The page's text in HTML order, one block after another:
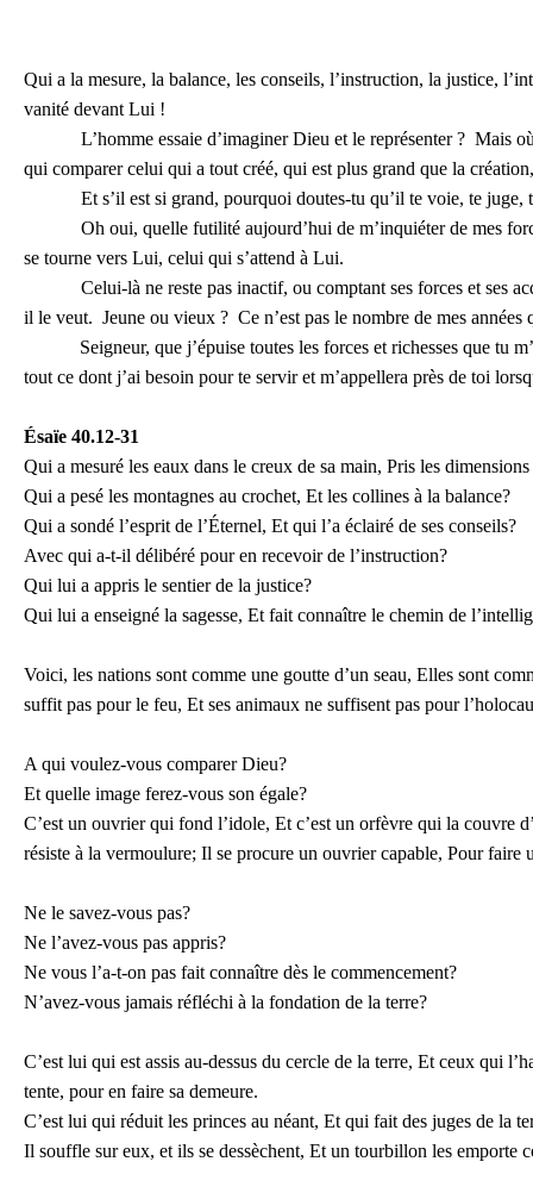
Qui a la mesure, la balance, les conseils, l’instruction, la justice,
vanité devant Lui !
L’homme essaie d’imaginer Dieu et le représenter ? Mais où
qui comparer celui qui a tout créé, qui est plus grand que la
Et s’il est si grand, pourquoi doutes-tu qu’il te voie, te juge,
Oh oui, quelle futilité aujourd’hui de m’inquiéter de mes
se tourne vers Lui, celui qui s’attend à Lui.
Celui-là ne reste pas inactif, ou comptant ses forces et ses
il le veut. Jeune ou vieux ? Ce n’est pas le nombre de mes
Seigneur, que j’épuise toutes les forces et richesses que tu
tout ce dont j’ai besoin pour te servir et m’appellera près de toi
Ésaïe 40.12-31
Qui a mesuré les eaux dans le creux de sa main, Pris les
Qui a pesé les montagnes au crochet, Et les collines à la balance?
Qui a sondé l’esprit de l’Éternel, Et qui l’a éclairé de ses conseils?
Avec qui a-t-il délibéré pour en recevoir de l’instruction?
Qui lui a appris le sentier de la justice?
Qui lui a enseigné la sagesse, Et fait connaître le chemin de
Voici, les nations sont comme une goutte d’un seau, Elles sont
suffit pas pour le feu, Et ses animaux ne suffisent pas pour
A qui voulez-vous comparer Dieu?
Et quelle image ferez-vous son égale?
C’est un ouvrier qui fond l’idole, Et c’est un orfèvre qui la couvre
résiste à la vermoulure; Il se procure un ouvrier capable, Pour faire
Ne le savez-vous pas?
Ne l’avez-vous pas appris?
Ne vous l’a-t-on pas fait connaître dès le commencement?
N’avez-vous jamais réfléchi à la fondation de la terre?
C’est lui qui est assis au-dessus du cercle de la terre, Et ceux qui
tente, pour en faire sa demeure.
C’est lui qui réduit les princes au néant, Et qui fait des juges de la
Il souffle sur eux, et ils se dessèchent, Et un tourbillon les emporte